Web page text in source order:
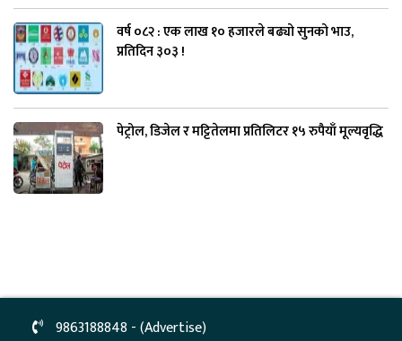
वर्ष ०८२ : एक लाख १० हजारले बढ्यो सुनको भाउ,
प्रतिदिन ३०३ !
पेट्रोल, डिजेल र मट्टितेलमा प्रतिलिटर १५ रुपैयाँ मूल्यवृद्धि
9863188848 - (Advertise)